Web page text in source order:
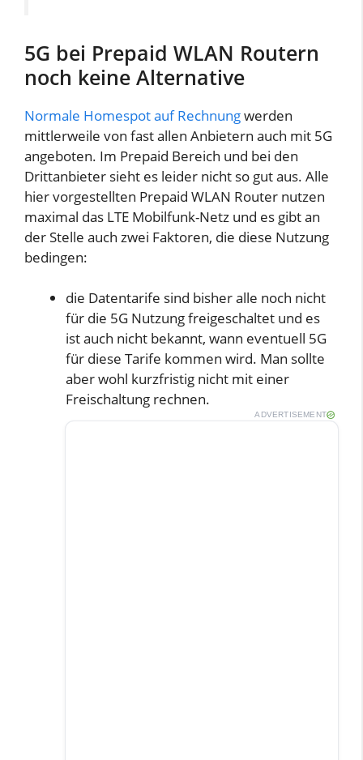
5G bei Prepaid WLAN Routern
noch keine Alternative
Normale Homespot auf Rechnungwerden
mittlerweile von fast allen Anbietern auch mit 5G
angeboten. Im Prepaid Bereich und bei den
Drittanbieter sieht es leider nicht so gut aus. Alle
hier vorgestellten Prepaid WLAN Router nutzen
maximal das LTE Mobilfunk-Netz und es gibt an
der Stelle auch zwei Faktoren, die diese Nutzung
bedingen:
die Datentarife sind bisher alle noch nicht
für die 5G Nutzung freigeschaltet und es
ist auch nicht bekannt, wann eventuell 5G
für diese Tarife kommen wird. Man sollte
aber wohl kurzfristig nicht mit einer
Freischaltung rechnen.
ADVERTISEMENT